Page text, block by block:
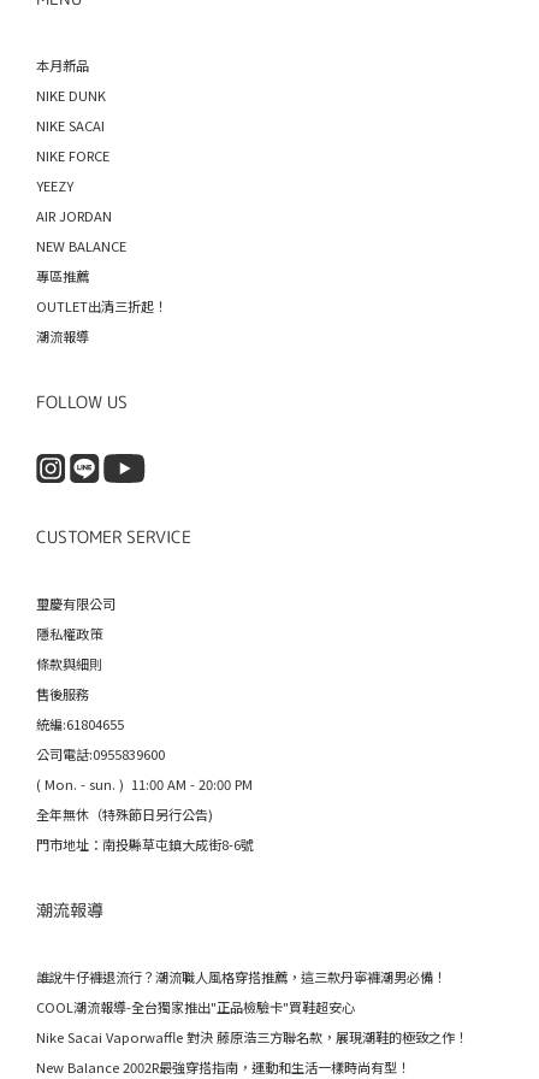
本月新品
NIKE DUNK
NIKE SACAI
NIKE FORCE
YEEZY
AIR JORDAN
NEW BALANCE
專區推薦
OUTLET出清三折起！
潮流報導
FOLLOW US
CUSTOMER SERVICE
璽慶有限公司
隱私權政策
條款與細則
售後服務
統編:61804655
公司電話:0955839600
( Mon. - sun. ) 11:00 AM - 20:00 PM
全年無休（特殊節日另行公告)
門市地址：南投縣草屯鎮大成街8-6號
潮流報導
誰說牛仔褲退流行？潮流職人風格穿搭推薦，這三款丹寧褲潮男必備！
COOL潮流報導-全台獨家推出"正品檢驗卡"買鞋超安心
Nike Sacai Vaporwaffle 對決 藤原浩三方聯名款，展現潮鞋的極致之作！
New Balance 2002R最強穿搭指南，運動和生活一樣時尚有型！